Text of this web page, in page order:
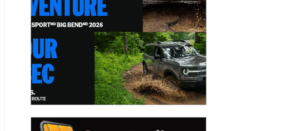
WRC Rallye de Finlande 2026 -
Étapes dimanche et podium
Dimanche 2 août 2026
WRC Rallye de Finlande 2026 -
Étapes samedi
Samedi 1er août 2026